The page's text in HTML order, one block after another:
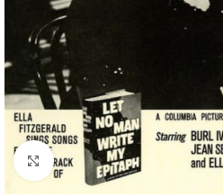
Clic para ampliar